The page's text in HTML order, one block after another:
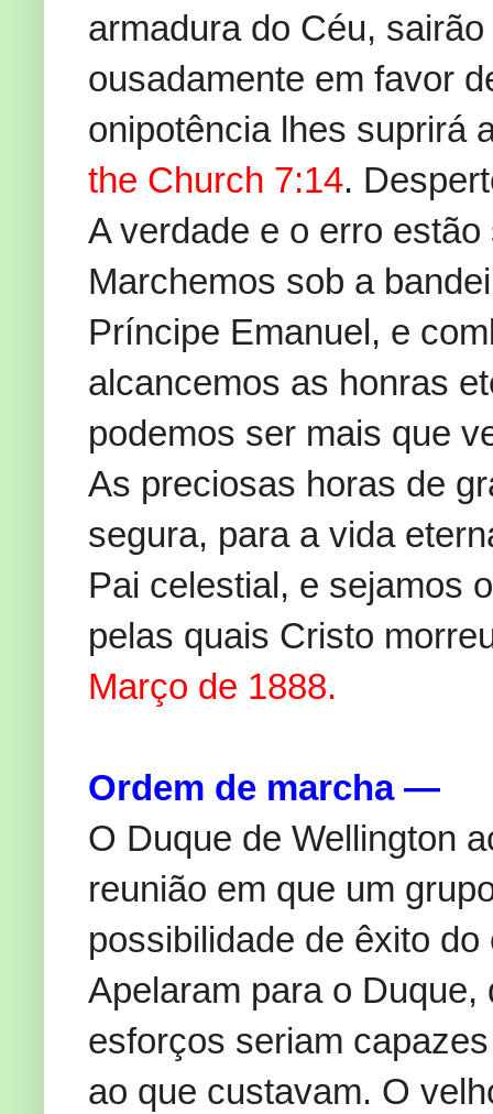
armadura do Céu,
ousadamente em favor
onipotência lhes suprirá
the Church 7:14.
A verdade e o erro
Marchemos sob a
Príncipe Emanuel, e
alcancemos as honras
podemos ser mais que
As preciosas horas de
segura, para a vida
Pai celestial, e sejamos
pelas quais Cristo
Março de 1888.
Ordem de marcha —
O Duque de Wellington
reunião em que um
possibilidade de êxito
Apelaram para o
esforços seriam
ao que custavam. O